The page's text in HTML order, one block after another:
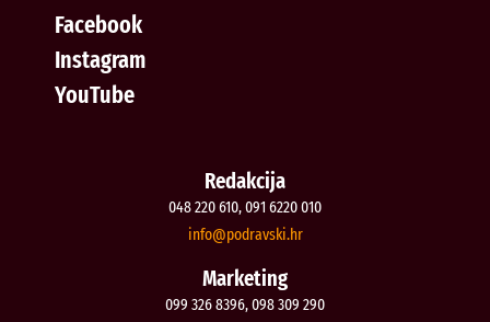
Facebook
Instagram
YouTube
Redakcija
048 220 610, 091 6220 010
rh.iksvardop
@ofni
Marketing
099 326 8396, 098 309 290